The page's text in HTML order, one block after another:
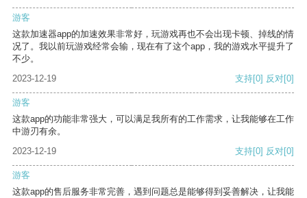
游客
这款加速器app的加速效果非常好，玩游戏再也不会出现卡顿、掉线的情
况了。我以前玩游戏经常会输，现在有了这个app，我的游戏水平提升了
不少。
2023-12-19
支持[0] 反对[0]
游客
这款app的功能非常强大，可以满足我所有的工作需求，让我能够在工作
中游刃有余。
2023-12-19
支持[0] 反对[0]
游客
这款app的售后服务非常完善，遇到问题总是能够得到妥善解决，让我能